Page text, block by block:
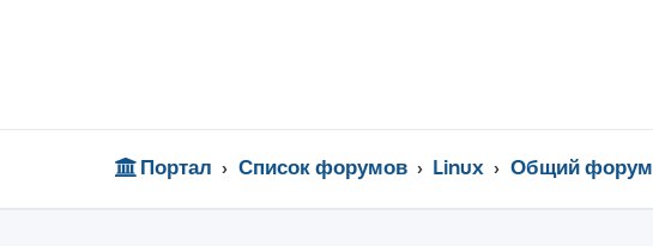
Портал Список форумов Linux Общий форум